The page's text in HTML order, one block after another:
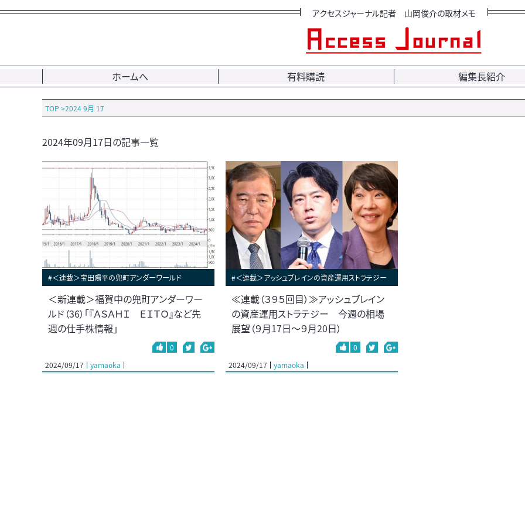
アクセスジャーナル記者 山岡俊介の取材メモ
ホームへ 有料購読 編集長紹介
TOP >2024 9月 17
2024年09月17日の記事一覧
#＜連載＞宝田陽平の兜町アンダーワールド
＜新連載＞福賀中の兜町アンダーワー
ルド（36）「『ＡＳＡＨＩ ＥＩＴＯ』など先
週の仕手株情報」
0
2024/09/17
yamaoka
#＜連載＞アッシュブレインの資産運用ストラテジー
≪連載（３９５回目）≫アッシュブレイン
の資産運用ストラテジー 今週の相場
展望（９月17日～９月20日）
0
2024/09/17
yamaoka